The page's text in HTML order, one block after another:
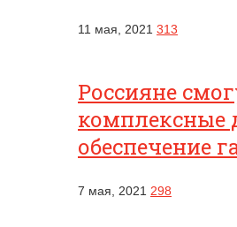
11 мая, 2021 313
Россияне
комплексные
обеспечение
7 мая, 2021 298